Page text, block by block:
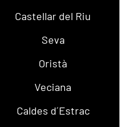
Castellar del Riu
Seva
Oristà
Veciana
Caldes d´Estrac